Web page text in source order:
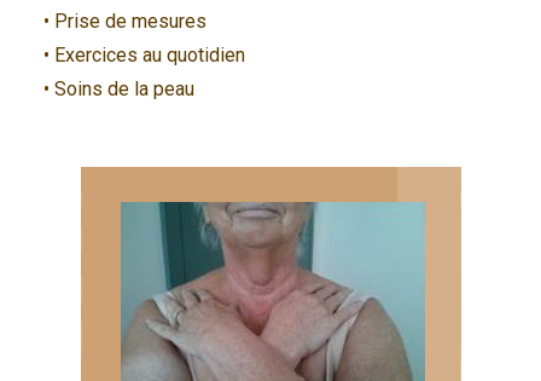
• Prise de mesures
• Exercices au quotidien
• Soins de la peau